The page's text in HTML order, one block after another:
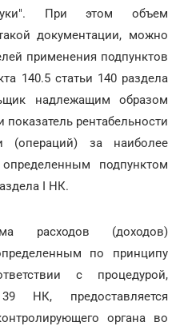
При этом объем
документации, можно
применения подпунктов
140.5 статьи 140 раздела
надлежащим образом
рентабельности
(операций) за наиболее
подпунктом
I НК.
расходов (доходов)
по принципу
с процедурой,
НК, предоставляется
органа во